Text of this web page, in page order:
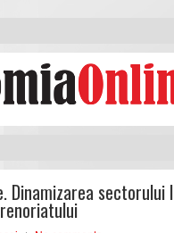
Dinamizarea